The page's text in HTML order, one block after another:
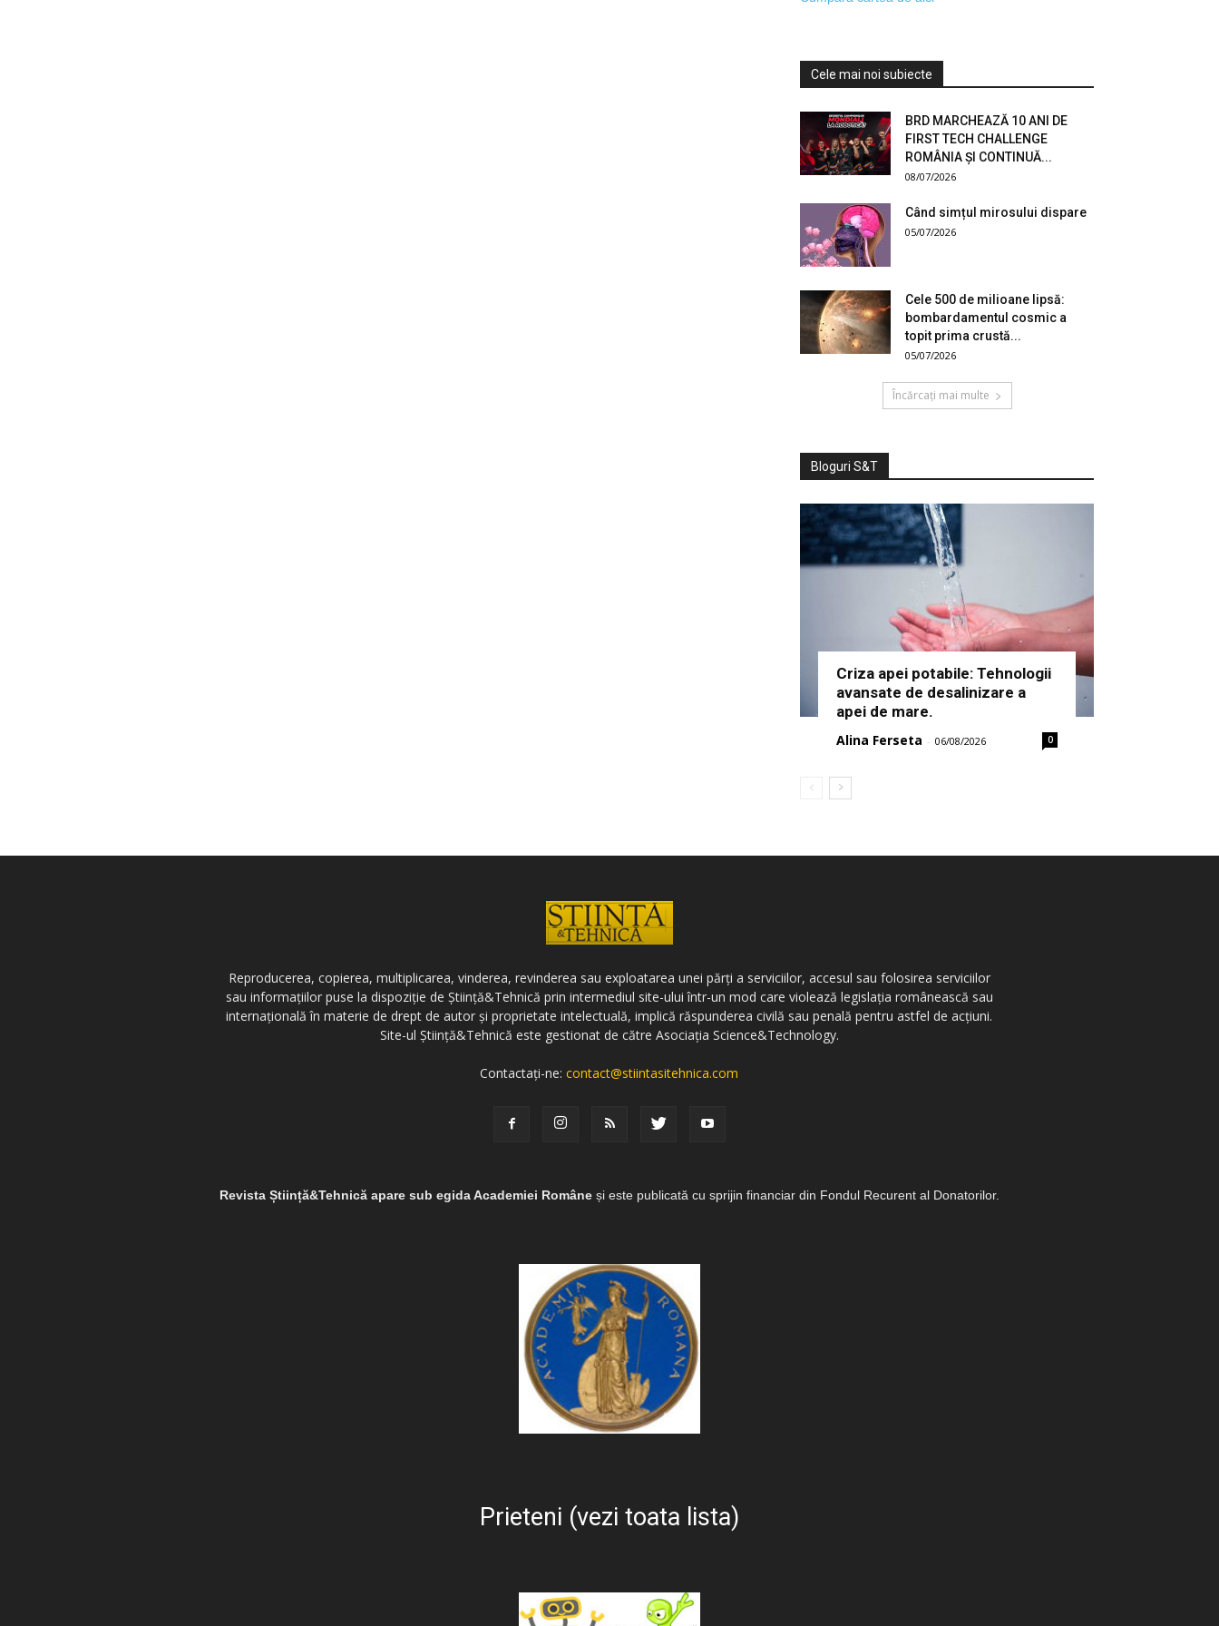
Cele mai noi subiecte
BRD MARCHEAZĂ 10 ANI DE
FIRST TECH CHALLENGE
ROMÂNIA ȘI CONTINUĂ...
08/07/2026
Când simțul mirosului dispare
05/07/2026
Cele 500 de milioane lipsă:
bombardamentul cosmic a
topit prima crustă...
05/07/2026
Încărcați mai multe
Bloguri S&T
Criza apei potabile: Tehnologii
avansate de desalinizare a
apei de mare.
Alina Ferseta - 06/08/2026 0
Reproducerea, copierea, multiplicarea, vinderea, revinderea sau exploatarea unei părți a serviciilor, accesul sau folosirea serviciilor
sau informațiilor puse la dispoziție de Știință&Tehnică prin intermediul site-ului într-un mod care violează legislația românească sau
internațională în materie de drept de autor și proprietate intelectuală, implică răspunderea civilă sau penală pentru astfel de acțiuni.
Site-ul Știință&Tehnică este gestionat de către Asociația Science&Technology.
Contactați-ne:contact@stiintasitehnica.com
Revista Știință&Tehnică apare sub egida Academiei Române și este publicată cu sprijin financiar din Fondul Recurent al Donatorilor.
Prieteni (vezi toata lista)